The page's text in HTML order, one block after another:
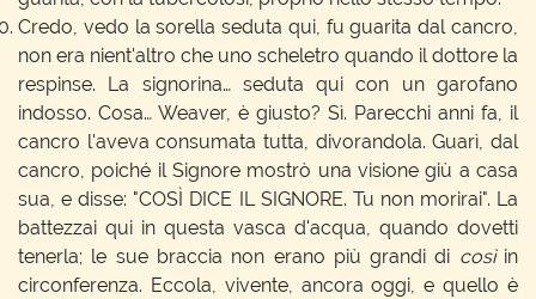
Credo, vedo la sorella seduta qui, fu guarita dal cancro,
non era nient'altro che uno scheletro quando il dottore la
respinse. La signorina… seduta qui con un garofano
indosso. Cosa… Weaver, è giusto? Sì. Parecchi anni fa, il
cancro l'aveva consumata tutta, divorandola. Guarì, dal
cancro, poiché il Signore mostrò una visione giù a casa
sua, e disse: "COSÌ DICE IL SIGNORE. Tu non morirai". La
battezzai qui in questa vasca d'acqua, quando dovetti
tenerla; le sue braccia non erano più grandi di così in
circonferenza. Eccola, vivente, ancora oggi, e quello è